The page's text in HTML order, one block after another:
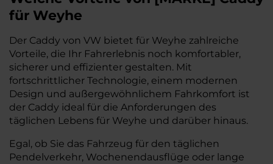
für Weyhe
Der Caddy von VW bietet für Weyhe zahlreiche
Vorteile, die Ihr Fahrerlebnis noch komfortabler,
sicherer und effizienter gestalten. Mit
fortschrittlicher Technologie, einem modernen
Design und außergewöhnlichem Fahrkomfort ist
der Caddy ideal für die Anforderungen des
täglichen Lebens für Weyhe und darüber hinaus.
Egal, ob Sie das Fahrzeug für den täglichen
Pendelverkehr, Wochenendausflüge oder lange